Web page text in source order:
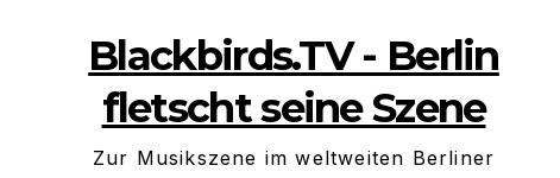
Blackbirds.TV - Berlin
fletscht seine Szene
Zur Musikszene im weltweiten Berliner